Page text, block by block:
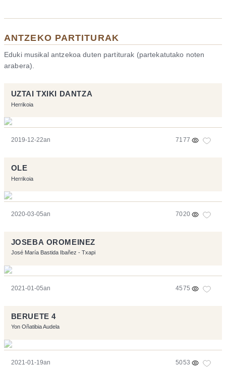
ANTZEKO PARTITURAK
Eduki musikal antzekoa duten partiturak (partekatutako noten
arabera).
UZTAI TXIKI DANTZA
Herrikoia
2019-12-22an 7177
OLE
Herrikoia
2020-03-05an 7020
JOSEBA OROMEINEZ
José María Bastida Ibañez - Txapi
2021-01-05an 4575
BERUETE 4
Yon Oñatibia Audela
2021-01-19an 5053